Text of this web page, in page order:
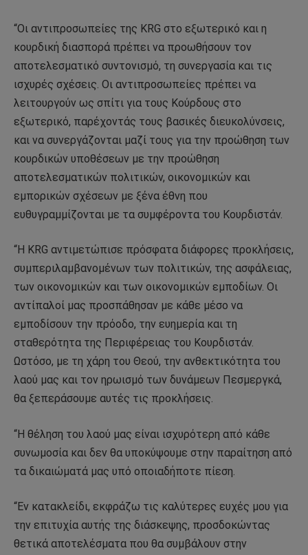
“Οι αντιπροσωπείες της KRG στο εξωτερικό και η
κουρδική διασπορά πρέπει να προωθήσουν τον
αποτελεσματικό συντονισμό, τη συνεργασία και τις
ισχυρές σχέσεις. Οι αντιπροσωπείες πρέπει να
λειτουργούν ως σπίτι για τους Κούρδους στο
εξωτερικό, παρέχοντάς τους βασικές διευκολύνσεις,
και να συνεργάζονται μαζί τους για την προώθηση των
κουρδικών υποθέσεων με την προώθηση
αποτελεσματικών πολιτικών, οικονομικών και
εμπορικών σχέσεων με ξένα έθνη που
ευθυγραμμίζονται με τα συμφέροντα του Κουρδιστάν.
“Η KRG αντιμετώπισε πρόσφατα διάφορες προκλήσεις,
συμπεριλαμβανομένων των πολιτικών, της ασφάλειας,
των οικονομικών και των οικονομικών εμποδίων. Οι
αντίπαλοί μας προσπάθησαν με κάθε μέσο να
εμποδίσουν την πρόοδο, την ευημερία και τη
σταθερότητα της Περιφέρειας του Κουρδιστάν.
Ωστόσο, με τη χάρη του Θεού, την ανθεκτικότητα του
λαού μας και τον ηρωισμό των δυνάμεων Πεσμεργκά,
θα ξεπεράσουμε αυτές τις προκλήσεις.
“Η θέληση του λαού μας είναι ισχυρότερη από κάθε
συνωμοσία και δεν θα υποκύψουμε στην παραίτηση από
τα δικαιώματά μας υπό οποιαδήποτε πίεση.
“Εν κατακλείδι, εκφράζω τις καλύτερες ευχές μου για
την επιτυχία αυτής της διάσκεψης, προσδοκώντας
θετικά αποτελέσματα που θα συμβάλουν στην